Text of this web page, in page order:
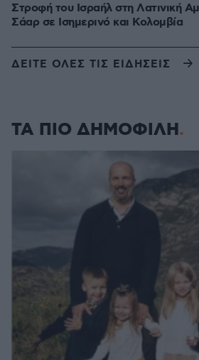
Στροφή του Ισραήλ στη Λατινική
Σάαρ σε Ισημερινό και Κολομβία
ΔΕΙΤΕ ΟΛΕΣ ΤΙΣ ΕΙΔΗΣΕΙΣ
ΤΑ ΠΙΟ ΔΗΜΟΦΙΛΗ